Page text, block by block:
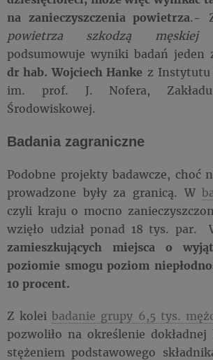
na zanieczyszczenia powietrza.-
powietrza szkodzą
podsumowuje wyniki badań jeden
dr hab. Wojciech Hanke z Instytutu
im. prof. J. Nofera, Zakładu
Środowiskowej.
Badania zagraniczne
Podobne projekty badawcze, choć
prowadzone były za granicą. W
czyli kraju o mocno
wzięło udział ponad 18 tys. par.
zamieszkujących miejsca o
poziomie smogu poziom
10 procent.
Z koleibadanie grupy 6,5 tys.
pozwoliło na określenie
stężeniem podstawowego